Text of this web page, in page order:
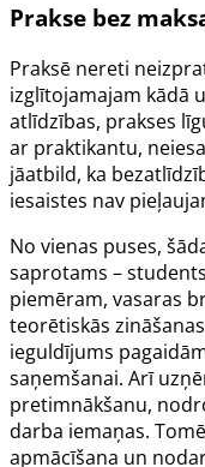
Prakse bez
Praksē nereti
izglītojamajam kādā
atlīdzības, prakses
ar praktikantu,
jāatbild, ka
iesaistes nav
No vienas puses,
saprotams –
piemēram, vasaras
teorētiskās
ieguldījums
saņemšanai. Arī
pretimnākšanu,
darba iemaņas.
apmācīšana un